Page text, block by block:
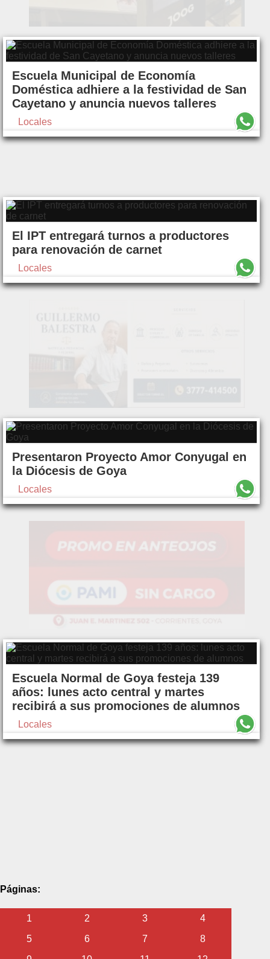
Escuela Municipal de Economía
Doméstica adhiere a la festividad de San
Cayetano y anuncia nuevos talleres
Locales
El IPT entregará turnos a productores
para renovación de carnet
Locales
Presentaron Proyecto Amor Conyugal en
la Diócesis de Goya
Locales
Escuela Normal de Goya festeja 139
años: lunes acto central y martes
recibirá a sus promociones de alumnos
Locales
Páginas:
1 2 3
4
5
6 7
8